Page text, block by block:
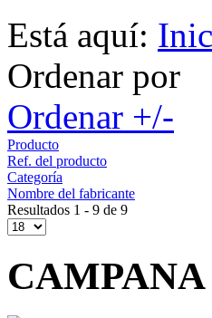
Está aquí:
Ordenar por
Ordenar +/-
Producto
Ref. del producto
Categoría
Nombre del fabricante
Resultados 1 - 9 de 9